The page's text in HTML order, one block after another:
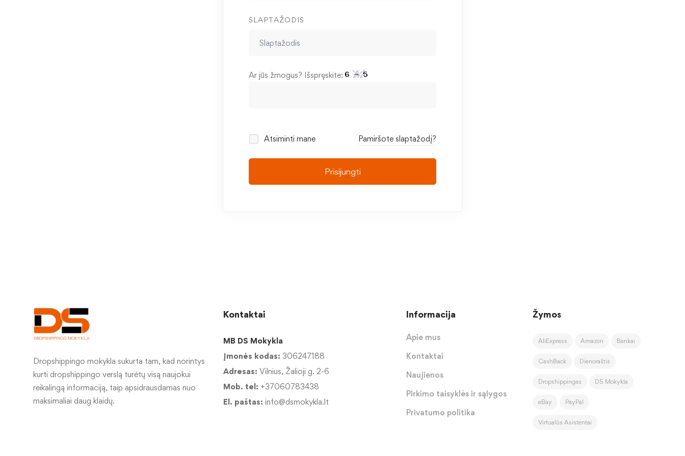
SLAPTAŽODIS
Ar jūs žmogus? Išspręskite:
Atsiminti mane Pamiršote slaptažodį?
Prisijungti
Dropshippingo mokykla sukurta tam, kad norintys
kurti dropshippingo verslą turėtų visą naujokui
reikalingą informaciją, taip apsidrausdamas nuo
maksimaliai daug klaidų.
Kontaktai
MB DS Mokykla
Įmonės kodas: 306247188
Adresas: Vilnius, Žalioji g. 2-6
Mob. tel: +37060783438
El. paštas: info@dsmokykla.lt
Informacija
Apie mus
Kontaktai
Naujienos
Pirkimo taisyklės ir sąlygos
Privatumo politika
Žymos
AliExpress Amazon Bankai
CashBack Dienoraštis
Dropshippingas DS Mokykla
eBay PayPal
Virtualūs Asistentai